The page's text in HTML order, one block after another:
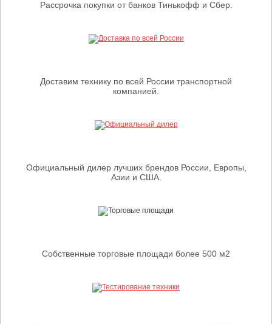
Рассрочка покупки от банков Тинькофф и Сбер.
Доставим технику по всей России транспортной
компанией.
Официальный дилер лучших брендов России, Европы,
Азии и США.
Собственные торговые площади более 500 м2